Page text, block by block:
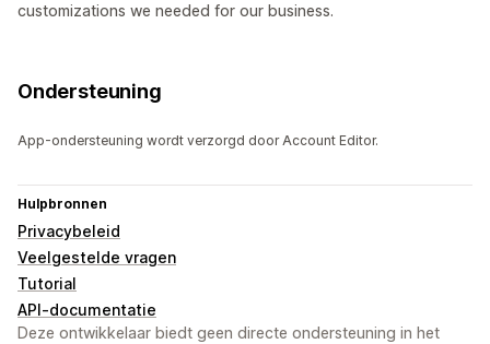
customizations we needed for our business.
Ondersteuning
App-ondersteuning wordt verzorgd door Account Editor.
Hulpbronnen
Privacybeleid
Veelgestelde vragen
Tutorial
API-documentatie
Deze ontwikkelaar biedt geen directe ondersteuning in het